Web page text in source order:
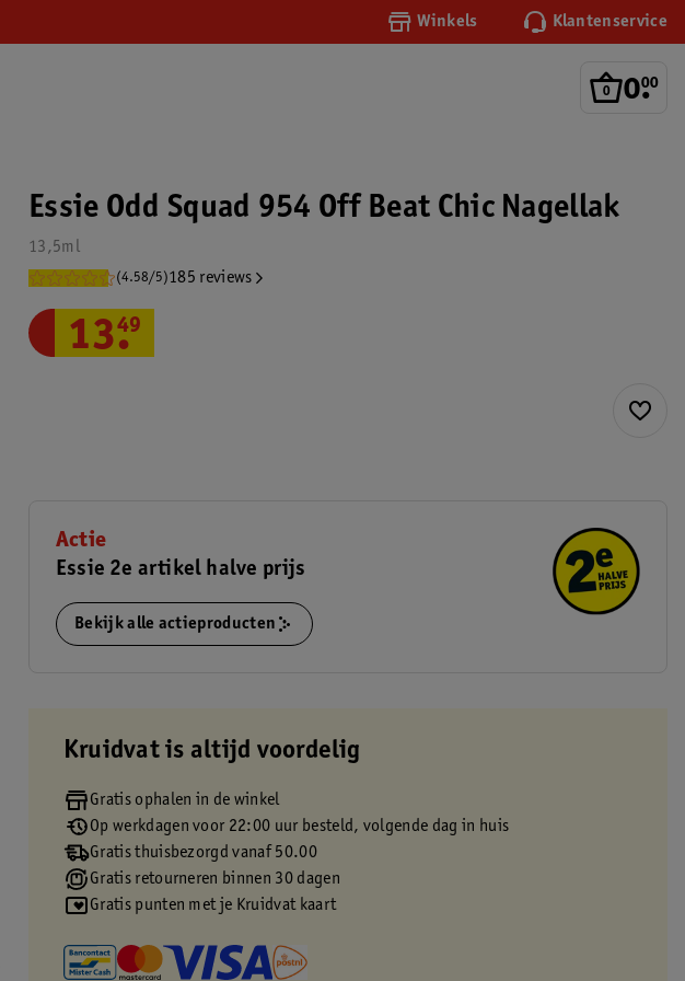
Winkels Klantenservice
0.
00
Essie Odd Squad 954 Off Beat Chic Nagellak
13,5ml
(4.58/5)185 reviews
13.
49
Actie
Essie 2e artikel halve prijs
Bekijk alle actieproducten
Kruidvat is altijd voordelig
Gratis ophalen in de winkel
Op werkdagen voor 22:00 uur besteld, volgende dag in huis
Gratis thuisbezorgd vanaf 50.00
Gratis retourneren binnen 30 dagen
Gratis punten met je Kruidvat kaart